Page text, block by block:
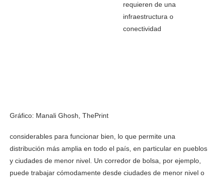
Gráfico: Manali Ghosh, ThePrint
requieren de una
infraestructura o
conectividad
considerables para funcionar bien, lo que permite una
distribución más amplia en todo el país, en particular en pueblos
y ciudades de menor nivel. Un corredor de bolsa, por ejemplo,
puede trabajar cómodamente desde ciudades de menor nivel o